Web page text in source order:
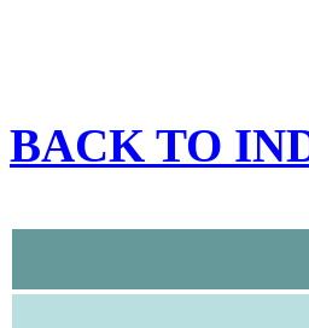
BACK TO